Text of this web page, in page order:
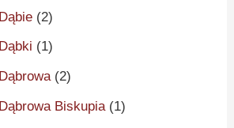
(2)
(1)
(2)
Biskupia(1)